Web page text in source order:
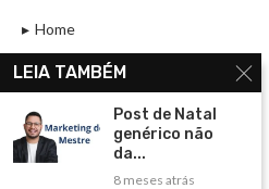
Home
Assinar
Contato
Política de Privacidade
Rádio Maristela - Ao Vivo
LEIA TAMBÉM
Post de Natal
genérico não
da...
8 meses atrás